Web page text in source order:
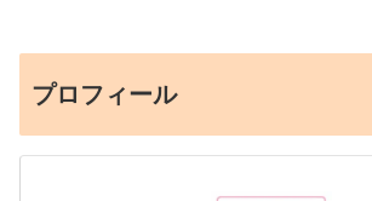
プロフィール